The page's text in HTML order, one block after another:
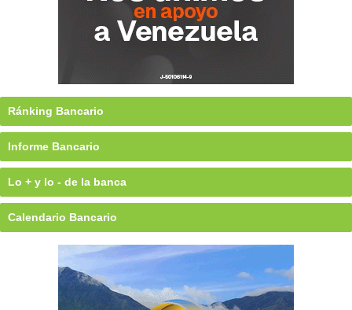
Ránking Bancario
Informe Bancario
Lo + y lo - de la banca
Calendario Bancario